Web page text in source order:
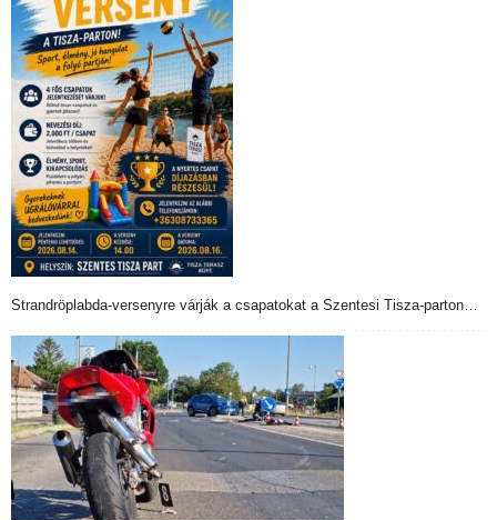
Strandröplabda-versenyre várják a csapatokat a Szentesi Tisza-parton…